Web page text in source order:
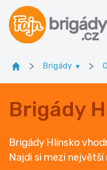
> Brigády >
Brigády
Brigády Hlinsko
Najdi si mezi